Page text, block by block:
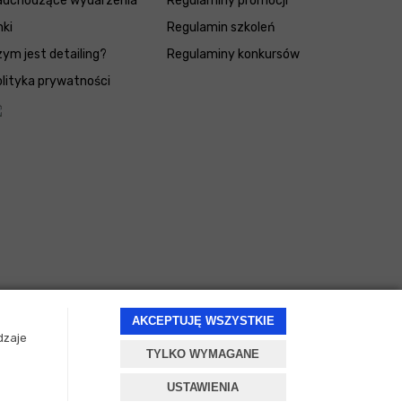
AKCEPTUJĘ WSZYSTKIE
TYLKO WYMAGANE
USTAWIENIA
jest detailing?
prywatności
Regulamin szkoleń
Regulaminy konkursów